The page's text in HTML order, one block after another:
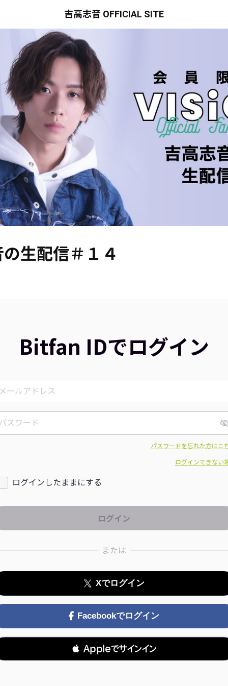
吉高志音 OFFICIAL SITE
生配信＃１４
Bitfan IDでログイン
パスワードを忘れた方はこ
ログインできない
ログインしたままにする
または
Xでログイン
Facebookでログイン
 Appleでサインイン